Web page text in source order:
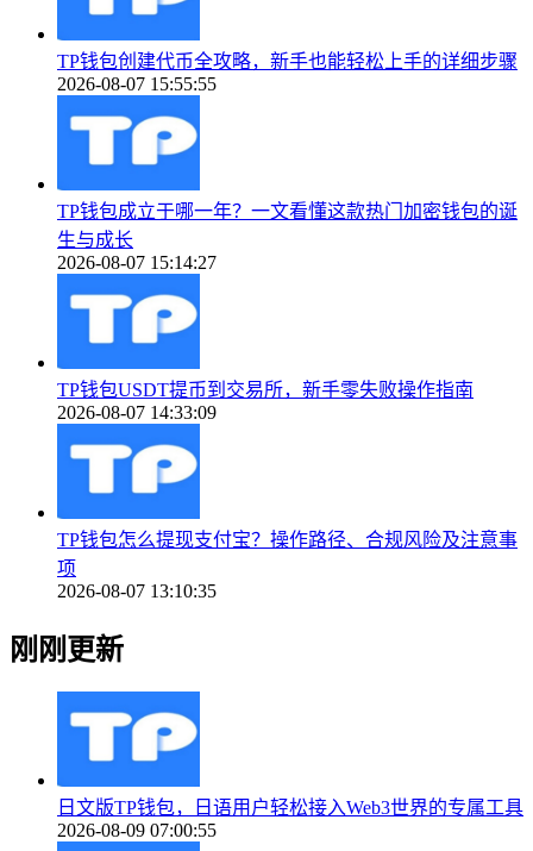
TP钱包创建代币全攻略，新手也能轻松上手的详细步骤
2026-08-07 15:55:55
TP钱包成立于哪一年？一文看懂这款热门加密钱包的诞
生与成长
2026-08-07 15:14:27
TP钱包USDT提币到交易所，新手零失败操作指南
2026-08-07 14:33:09
TP钱包怎么提现支付宝？操作路径、合规风险及注意事
项
2026-08-07 13:10:35
刚刚更新
日文版TP钱包，日语用户轻松接入Web3世界的专属工具
2026-08-09 07:00:55